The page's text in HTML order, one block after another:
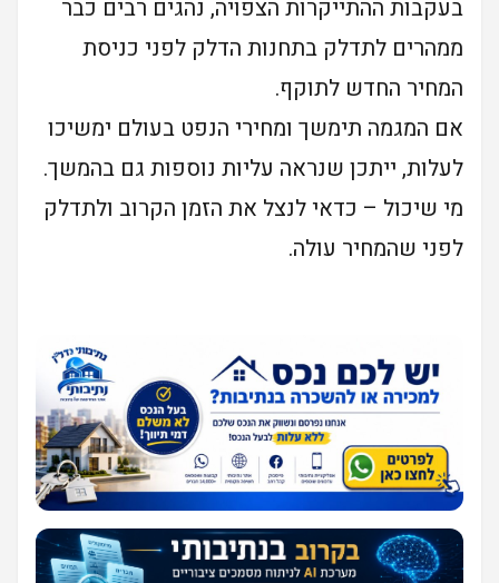
בעקבות ההתייקרות הצפויה, נהגים רבים כבר
ממהרים לתדלק בתחנות הדלק לפני כניסת
המחיר החדש לתוקף.
אם המגמה תימשך ומחירי הנפט בעולם ימשיכו
לעלות, ייתכן שנראה עליות נוספות גם בהמשך.
מי שיכול – כדאי לנצל את הזמן הקרוב ולתדלק
לפני שהמחיר עולה.